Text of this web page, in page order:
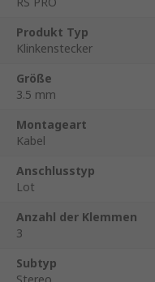
Produkt Typ
Klinkenstecker
Größe
3.5 mm
Montageart
Kabel
Anschlusstyp
Lot
Anzahl der Klemmen
3
Subtyp